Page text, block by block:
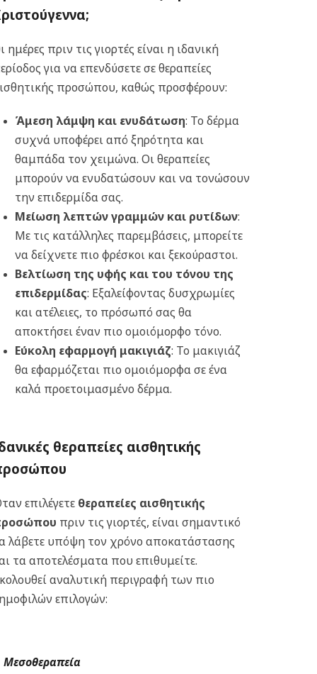
ημέρες πριν τις γιορτές είναι η ιδανική
για να επενδύσετε σε θεραπείες
προσώπου, καθώς προσφέρουν:
Άμεση λάμψη και ενυδάτωση: Το δέρμα
συχνά υποφέρει από ξηρότητα και
θαμπάδα τον χειμώνα. Οι θεραπείες
μπορούν να ενυδατώσουν και να τονώσουν
την επιδερμίδα σας.
Μείωση λεπτών γραμμών και ρυτίδων:
Με τις κατάλληλες παρεμβάσεις, μπορείτε
να δείχνετε πιο φρέσκοι και ξεκούραστοι.
Βελτίωση της υφής και του τόνου της
επιδερμίδας: Εξαλείφοντας δυσχρωμίες
και ατέλειες, το πρόσωπό σας θα
αποκτήσει έναν πιο ομοιόμορφο τόνο.
Εύκολη εφαρμογή μακιγιάζ: Το μακιγιάζ
θα εφαρμόζεται πιο ομοιόμορφα σε ένα
καλά προετοιμασμένο δέρμα.
θεραπείες αισθητικής
επιλέγετε θεραπείες αισθητικής
πριν τις γιορτές, είναι σημαντικό
λάβετε υπόψη τον χρόνο αποκατάστασης
τα αποτελέσματα που επιθυμείτε.
αναλυτική περιγραφή των πιο
επιλογών:
Μεσοθεραπεία